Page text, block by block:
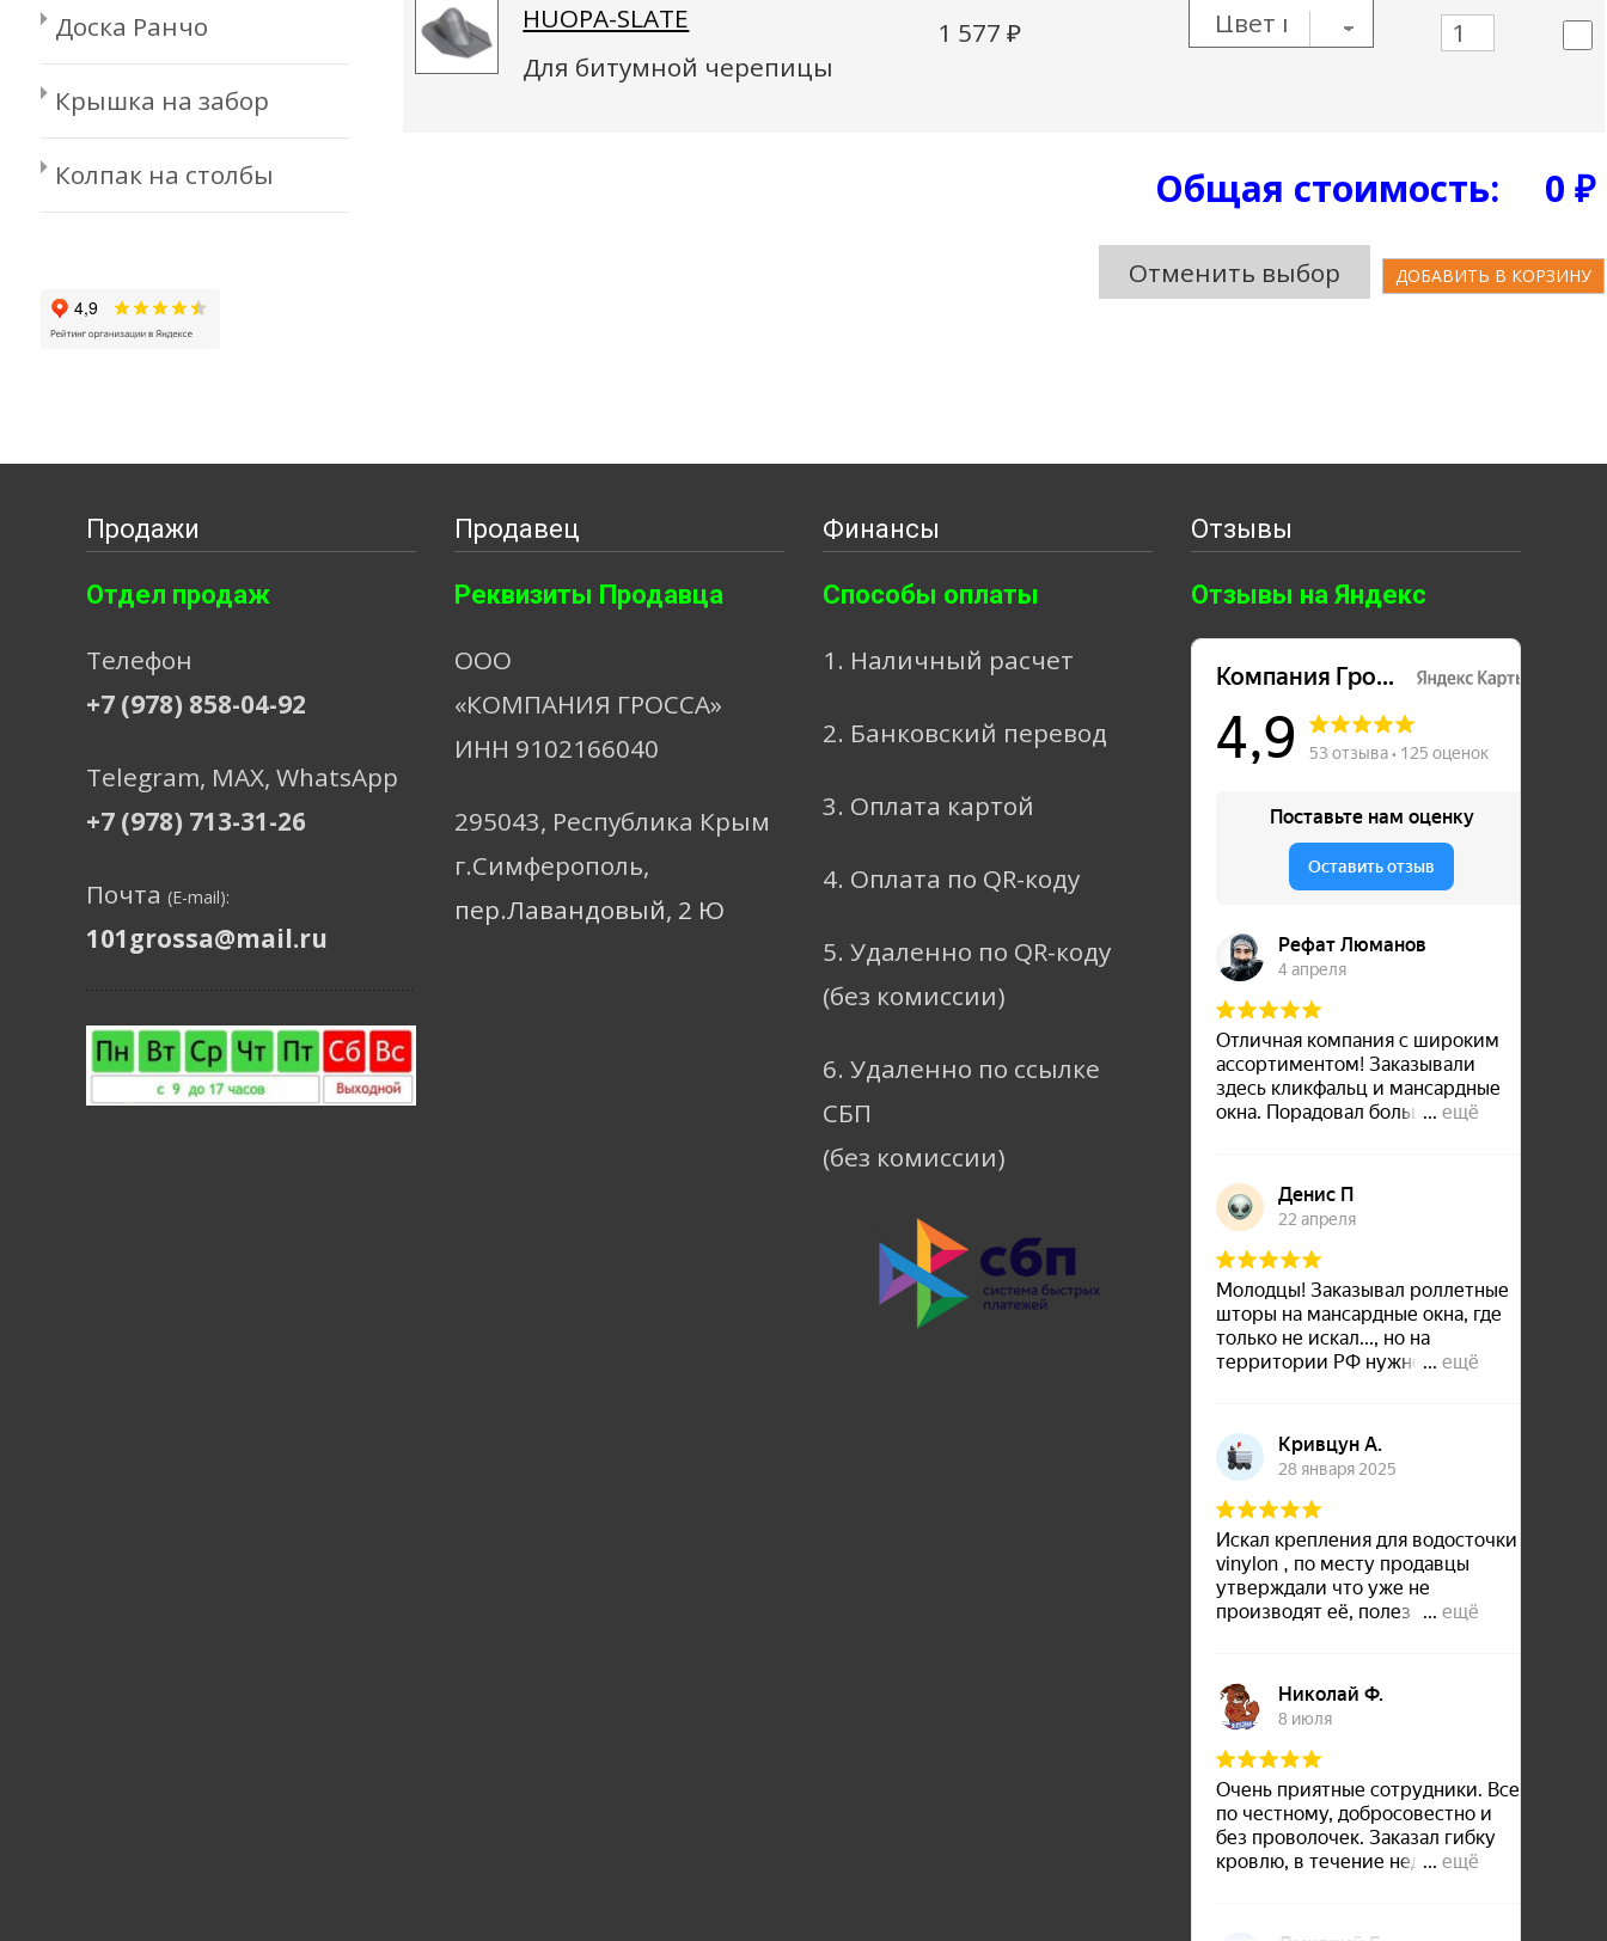
HUOPA-SLATE
Для битумной черепицы
1 577₽
Общая стоимость: 0 ₽
Доска Ранчо
Крышка на забор
Колпак на столбы
Продажи
Отдел продаж
Телефон
+7 (978) 858-04-92
Telegram, МАХ, WhatsApp
+7 (978) 713-31-26
Почта (E-mail):
101grossa@mail.ru
Продавец
Реквизиты Продавца
ООО
«КОМПАНИЯ ГРОССА»
ИНН 9102166040
295043, Республика Крым
г.Симферополь,
пер.Лавандовый, 2 Ю
Финансы
Способы оплаты
1. Наличный расчет
2. Банковский перевод
3. Оплата картой
4. Оплата по QR-коду
5. Удаленно по QR-коду
(без комиссии)
6. Удаленно по ссылке
СБП
(без комиссии)
Отзывы
Отзывы на Яндекс